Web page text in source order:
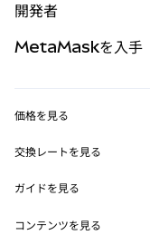
パーペチュアル
RWA
開発者
MetaMask Connect
Snaps
Web3サービス
MetaMaskを入手
セキュリティ
サポート
価格を見る
イーサリアムの価格
Solanaの価格
交換レートを見る
ETH→USD
USDT→INR
ガイドを見る
ETHの購入
コンテンツを見る